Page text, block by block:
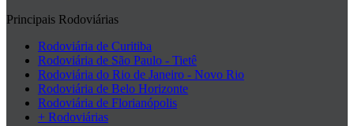
Principais Rodoviárias
Rodoviária de Curitiba
Rodoviária de São Paulo - Tietê
Rodoviária do Rio de Janeiro - Novo Rio
Rodoviária de Belo Horizonte
Rodoviária de Florianópolis
+ Rodoviárias